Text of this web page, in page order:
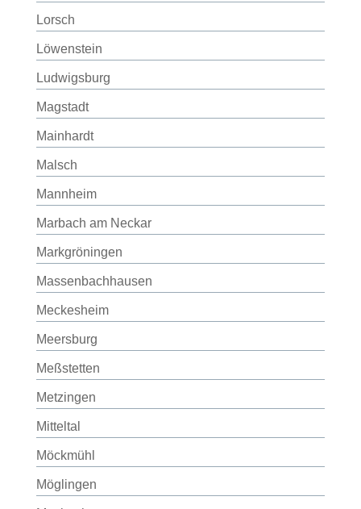
Lorsch
Löwenstein
Ludwigsburg
Magstadt
Mainhardt
Malsch
Mannheim
Marbach am Neckar
Markgröningen
Massenbachhausen
Meckesheim
Meersburg
Meßstetten
Metzingen
Mitteltal
Möckmühl
Möglingen